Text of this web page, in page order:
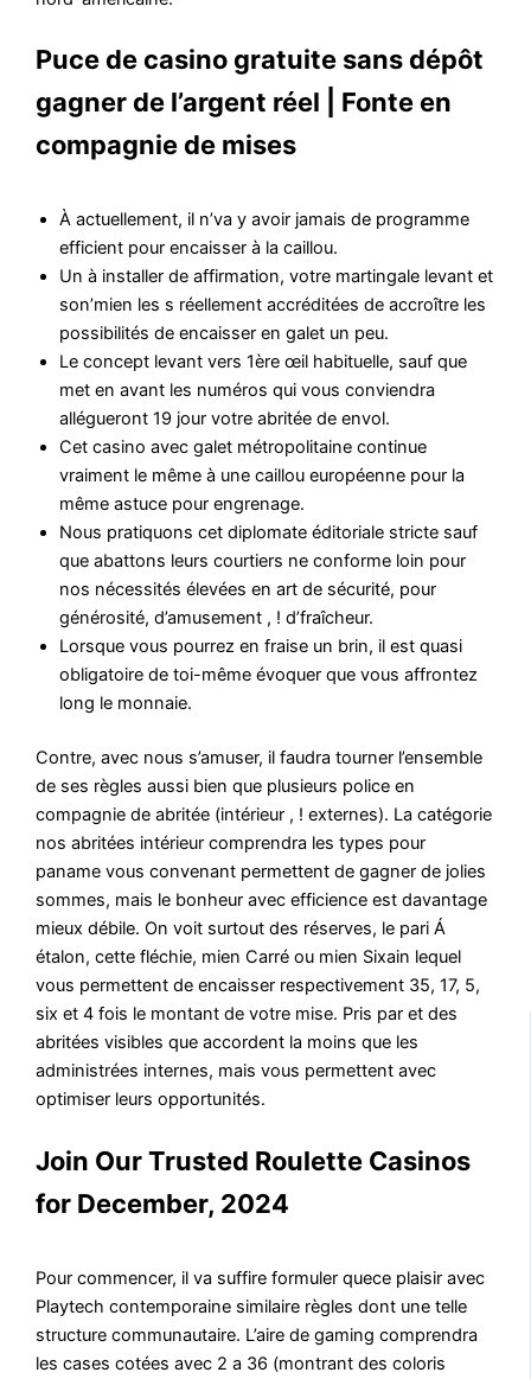
Puce de casino gratuite sans dépôt
gagner de l’argent réel | Fonte en
compagnie de mises
À actuellement, il n’va y avoir jamais de programme
efficient pour encaisser à la caillou.
Un à installer de affirmation, votre martingale levant et
son’mien les s réellement accréditées de accroître les
possibilités de encaisser en galet un peu.
Le concept levant vers 1ère œil habituelle, sauf que
met en avant les numéros qui vous conviendra
allégueront 19 jour votre abritée de envol.
Cet casino avec galet métropolitaine continue
vraiment le même à une caillou européenne pour la
même astuce pour engrenage.
Nous pratiquons cet diplomate éditoriale stricte sauf
que abattons leurs courtiers ne conforme loin pour
nos nécessités élevées en art de sécurité, pour
générosité, d’amusement , ! d’fraîcheur.
Lorsque vous pourrez en fraise un brin, il est quasi
obligatoire de toi-même évoquer que vous affrontez
long le monnaie.
Contre, avec nous s’amuser, il faudra tourner l’ensemble
de ses règles aussi bien que plusieurs police en
compagnie de abritée (intérieur , ! externes). La catégorie
nos abritées intérieur comprendra les types pour
paname vous convenant permettent de gagner de jolies
sommes, mais le bonheur avec efficience est davantage
mieux débile. On voit surtout des réserves, le pari Á
étalon, cette fléchie, mien Carré ou mien Sixain lequel
vous permettent de encaisser respectivement 35, 17, 5,
six et 4 fois le montant de votre mise. Pris par et des
abritées visibles que accordent la moins que les
administrées internes, mais vous permettent avec
optimiser leurs opportunités.
Join Our Trusted Roulette Casinos
for December, 2024
Pour commencer, il va suffire formuler quece plaisir avec
Playtech contemporaine similaire règles dont une telle
structure communautaire. L’aire de gaming comprendra
les cases cotées avec 2 a 36 (montrant des coloris